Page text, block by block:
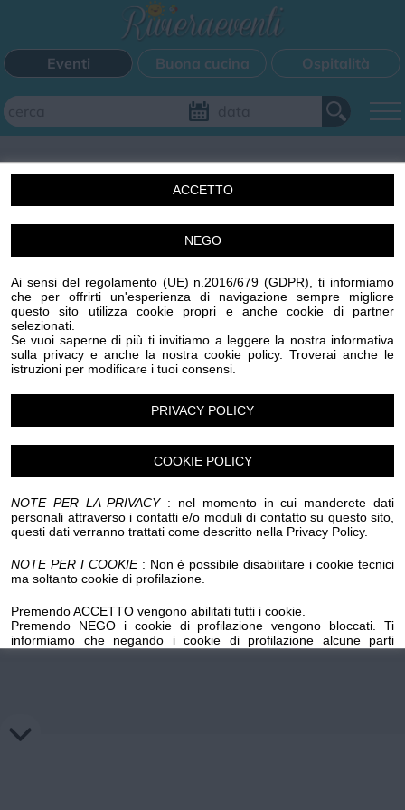
ACCETTO
NEGO
Ai sensi del regolamento (UE) n.2016/679 (GDPR), ti informiamo
che per offrirti un'esperienza di navigazione sempre migliore
questo sito utilizza cookie propri e anche cookie di partner
selezionati.
Se vuoi saperne di più ti invitiamo a leggere la nostra informativa
sulla privacy e anche la nostra cookie policy. Troverai anche le
istruzioni per modificare i tuoi consensi.
PRIVACY POLICY
COOKIE POLICY
NOTE PER LA PRIVACY: nel momento in cui manderete dati
personali attraverso i contatti e/o moduli di contatto su questo sito,
questi dati verranno trattati come descritto nella Privacy Policy.
NOTE PER I COOKIE: Non è possibile disabilitare i cookie tecnici
ma soltanto cookie di profilazione.
Premendo ACCETTO vengono abilitati tutti i cookie.
Premendo NEGO i cookie di profilazione vengono bloccati. Ti
informiamo che negando i cookie di profilazione alcune parti
inseriti nella cookie policy.
Eventi Buona cucina Ospitalità
Aggiungi il tuo evento
FILTRI EVENTI
CATEGORIE EVENTI
BimbiCinemaCorsiCucina
MercatiniMusicaSagraSpettacoloSport
Chi siamo Privacy e Cookie
Un'idea di Centro Stampa Offset s.r.l. Imperia (IM) p.iva
00329410088 R.E.A. 65959 CCIAA IMPERIA
www.centrostampaoffset.it con la gentile collaborazione
di Grafiche Amadeo s.r.l. www.graficheamadeo.com
Privacy policy Cookie policyGestisci cookieCondizioni
Powered byCentro Stampa Offset
Image attributes